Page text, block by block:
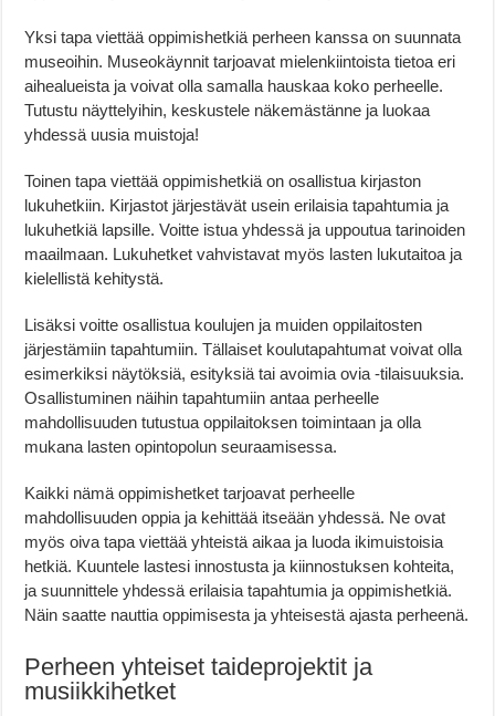
Yksi tapa viettää oppimishetkiä perheen kanssa on suunnata
museoihin. Museokäynnit tarjoavat mielenkiintoista tietoa eri
aihealueista ja voivat olla samalla hauskaa koko perheelle.
Tutustu näyttelyihin, keskustele näkemästänne ja luokaa
yhdessä uusia muistoja!
Toinen tapa viettää oppimishetkiä on osallistua kirjaston
lukuhetkiin. Kirjastot järjestävät usein erilaisia tapahtumia ja
lukuhetkiä lapsille. Voitte istua yhdessä ja uppoutua tarinoiden
maailmaan. Lukuhetket vahvistavat myös lasten lukutaitoa ja
kielellistä kehitystä.
Lisäksi voitte osallistua koulujen ja muiden oppilaitosten
järjestämiin tapahtumiin. Tällaiset koulutapahtumat voivat olla
esimerkiksi näytöksiä, esityksiä tai avoimia ovia -tilaisuuksia.
Osallistuminen näihin tapahtumiin antaa perheelle
mahdollisuuden tutustua oppilaitoksen toimintaan ja olla
mukana lasten opintopolun seuraamisessa.
Kaikki nämä oppimishetket tarjoavat perheelle
mahdollisuuden oppia ja kehittää itseään yhdessä. Ne ovat
myös oiva tapa viettää yhteistä aikaa ja luoda ikimuistoisia
hetkiä. Kuuntele lastesi innostusta ja kiinnostuksen kohteita,
ja suunnittele yhdessä erilaisia tapahtumia ja oppimishetkiä.
Näin saatte nauttia oppimisesta ja yhteisestä ajasta perheenä.
Perheen yhteiset taideprojektit ja
musiikkihetket